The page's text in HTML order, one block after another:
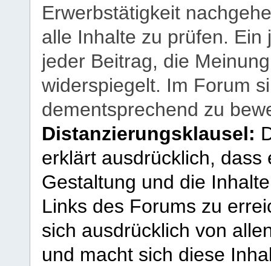
Erwerbstätigkeit
alle Inhalte zu prüfen.
jeder Beitrag, die
widerspiegelt. Im Forum
dementsprechend zu
Distanzierungsklausel:
erklärt ausdrücklich,
Gestaltung und die
Links des Forums zu
sich ausdrücklich von
und macht sich diese